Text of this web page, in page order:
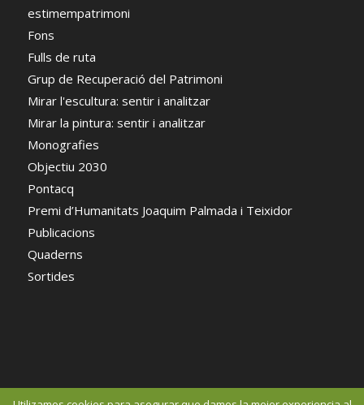
estimempatrimoni
Fons
Fulls de ruta
Grup de Recuperació del Patrimoni
Mirar l'escultura: sentir i analitzar
Mirar la pintura: sentir i analitzar
Monografies
Objectiu 2030
Pontacq
Premi d’Humanitats Joaquim Palmada i Teixidor
Publicacions
Quaderns
Sortides